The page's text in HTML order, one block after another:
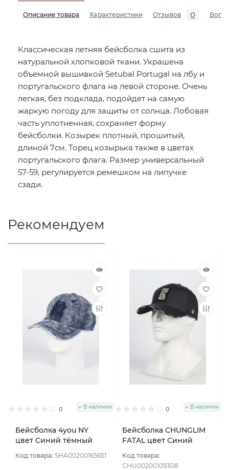
Описание товара Характеристики Отзывов 0
Классическая летняя бейсболка сшита из
натуральной хлопковой ткани. Украшена
объемной вышивкой Setubal Portugal на лбу и
португальского флага на левой стороне. Очень
легкая, без подклада, подойдет на самую
жаркую погоду для защиты от солнца. Лобовая
часть уплотненная, сохраняет форму
бейсболки. Козырек плотный, прошитый,
длиной 7см. Торец козырька также в цветах
португальского флага. Размер универсальный
57-59, регулируется ремешком на липучке
сзади.
Рекомендуем
0 В наличии
Бейсболка 4you NY
цвет Синий тёмный
Код товара: SHA00200165651
0 В наличии
Бейсболка CHUNGLIM
FATAL цвет Синий
Код товара:
CHU00200109308